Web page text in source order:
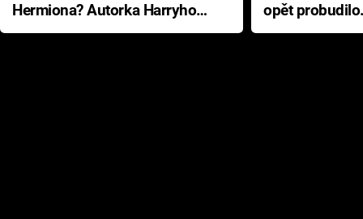
Hermiona? Autorka Harryho
Pottera přišla s ráznou
opět
přichází s